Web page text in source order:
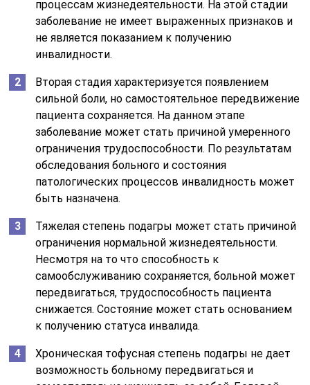
процессам жизнедеятельности. На этой стадии
заболевание не имеет выраженных признаков и
не является показанием к получению
инвалидности.
Вторая стадия характеризуется появлением
сильной боли, но самостоятельное передвижение
пациента сохраняется. На данном этапе
заболевание может стать причиной умеренного
ограничения трудоспособности. По результатам
обследования больного и состояния
патологических процессов инвалидность может
быть назначена.
Тяжелая степень подагры может стать причиной
ограничения нормальной жизнедеятельности.
Несмотря на то что способность к
самообслуживанию сохраняется, больной может
передвигаться, трудоспособность пациента
снижается. Состояние может стать основанием
к получению статуса инвалида.
Хроническая тофусная степень подагры не дает
возможность больному передвигаться и